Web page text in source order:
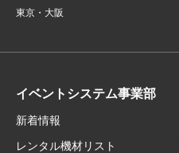
東京・大阪
イベントシステム事業部
新着情報
レンタル機材リスト